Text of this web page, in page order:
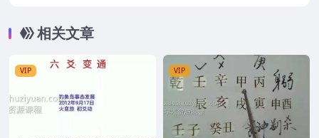
相关文章
VIP VIP